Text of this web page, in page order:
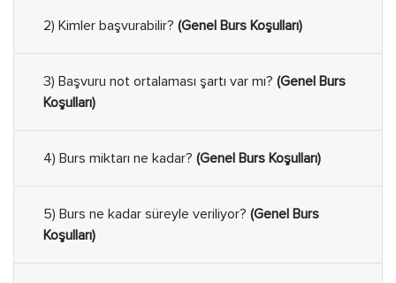
2) Kimler başvurabilir? (Genel Burs Koşulları)
3) Başvuru not ortalaması şartı var mı? (Genel Burs
Koşulları)
4) Burs miktarı ne kadar? (Genel Burs Koşulları)
5) Burs ne kadar süreyle veriliyor? (Genel Burs
Koşulları)